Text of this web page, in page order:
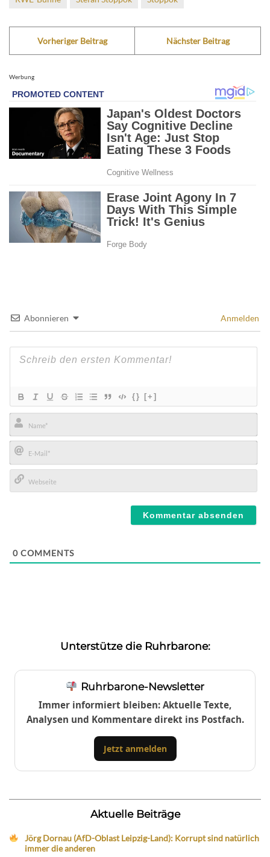
Vorheriger Beitrag Nächster Beitrag
Werbung
Abonnieren Anmelden
{} [+]
Name*
E-
Mail*
0 COMMENTS
Unterstütze die Ruhrbarone:
Ruhrbarone-Newsletter
Immer informiert bleiben: Aktuelle Texte,
Analysen und Kommentare direkt ins Postfach.
Jetzt anmelden
Aktuelle Beiträge
Jörg Dornau (AfD-Oblast Leipzig-Land): Korrupt sind natürlich
immer die anderen